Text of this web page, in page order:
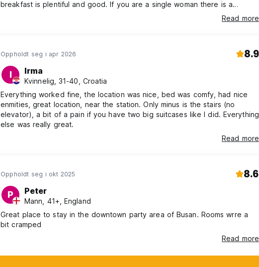
breakfast is plentiful and good. If you are a single woman there is a
separate sleeping area that has a lock. Important for many I would guess.
Read more
Oppholdt seg i apr 2026 8.9
I Irma
Kvinnelig, 31-40, Croatia
Everything worked fine, the location was nice, bed was comfy, had nice
enmities, great location, near the station. Only minus is the stairs (no
elevator), a bit of a pain if you have two big suitcases like I did. Everything
else was really great.
Read more
Oppholdt seg i okt 2025 8.6
P Peter
Mann, 41+, England
Great place to stay in the downtown party area of Busan. Rooms wrre a
bit cramped
Read more